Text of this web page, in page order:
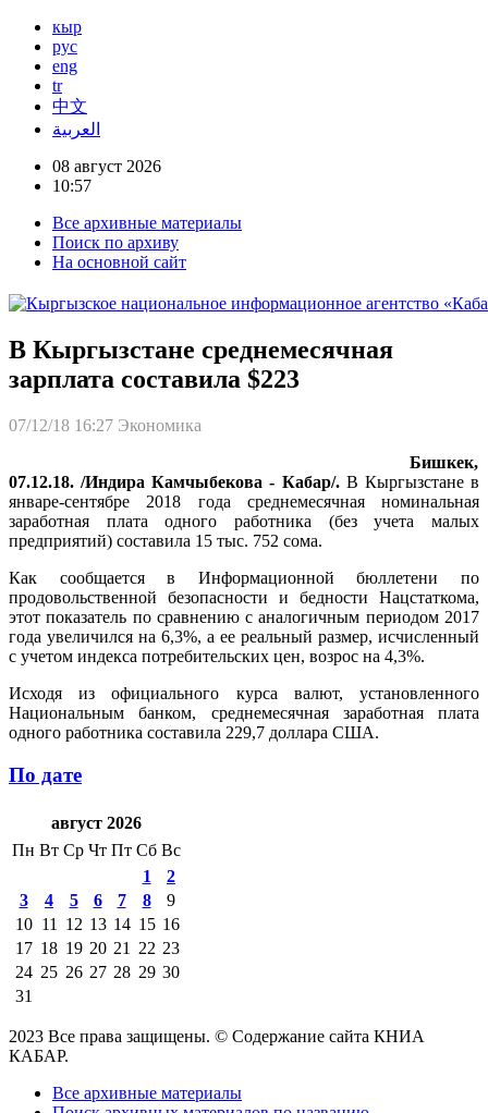
кыр
рус
eng
tr
中文
العربية
08 август 2026
10:57
Все архивные материалы
Поиск по архиву
На основной сайт
В Кыргызстане среднемесячная
зарплата составила $223
07/12/18 16:27 Экономика
Бишкек,
07.12.18. /Индира Камчыбекова - Кабар/.В Кыргызстане в
январе-сентябре 2018 года среднемесячная номинальная
заработная плата одного работника (без учета малых
предприятий) составила 15 тыс. 752 сома.
Как сообщается в Информационной бюллетени по
продовольственной безопасности и бедности Нацстаткома,
этот показатель по сравнению с аналогичным периодом 2017
года увеличился на 6,3%, а ее реальный размер, исчисленный
с учетом индекса потребительских цен, возрос на 4,3%.
Исходя из официального курса валют, установленного
Национальным банком, среднемесячная заработная плата
одного работника составила 229,7 доллара США.
По дате
август 2026
Пн Вт Ср Чт Пт Сб Вс
1
2
3
4 5 6 7 8
9
10 11 12 13 14 15 16
17 18 19 20 21 22 23
24 25 26 27 28 29 30
31
2023 Все права защищены. © Содержание сайта КНИА
КАБАР.
Все архивные материалы